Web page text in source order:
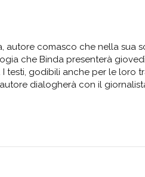
autore comasco che nella sua
che Binda presenterà
testi, godibili anche per le loro
dialogherà con il